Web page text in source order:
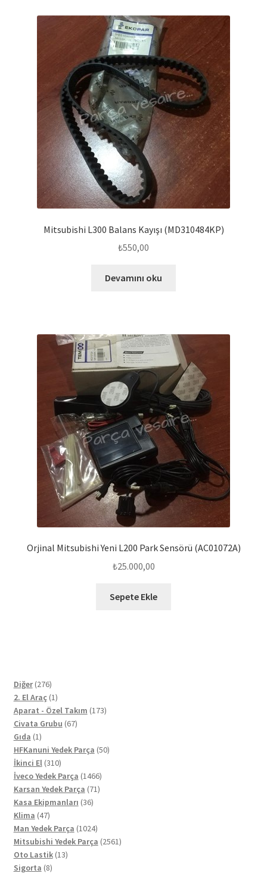
Mitsubishi L300 Balans Kayışı (MD310484KP)
₺550,00
Devamını oku
Orjinal Mitsubishi Yeni L200 Park Sensörü (AC01072A)
₺25.000,00
Sepete Ekle
Diğer 276276
ürün
2. El Araç 11
ürün
Aparat - Özel Takım 173173
Civata Grubu 6767
Gıda 11
ürün
HFKanuni Yedek Parça 5050
İkinci El 310310
ürün
İveco Yedek Parça 14661466
ürün
Karsan Yedek Parça 7171
Kasa Ekipmanları 3636
Klima 4747
ürün
Man Yedek Parça 10241024
ürün
Mitsubishi Yedek Parça 25612561
Oto Lastik 1313
Sigorta 88